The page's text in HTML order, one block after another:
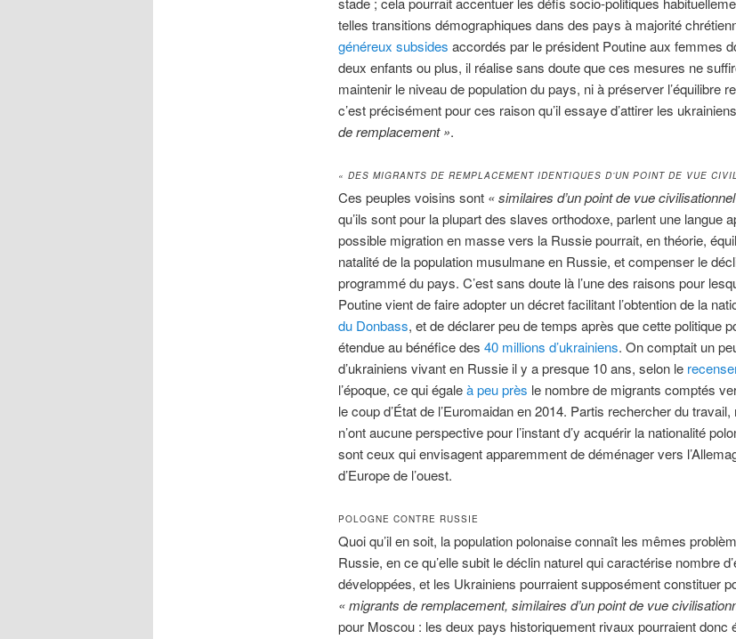
telles transitions démographiques dans des pays à majorité
généreux subsides accordés par le président Poutine aux femmes
deux enfants ou plus, il réalise sans doute que ces mesures ne
maintenir le niveau de population du pays, ni à préserver l’équilibre
c’est précisément pour ces raison qu’il essaye d’attirer les
de remplacement ».
« DES MIGRANTS DE REMPLACEMENT IDENTIQUES D’UN POINT DE VUE
Ces peuples voisins sont «similaires d’un point de vue
qu’ils sont pour la plupart des slaves orthodoxe, parlent une langue
possible migration en masse vers la Russie pourrait, en théorie,
natalité de la population musulmane en Russie, et compenser le
programmé du pays. C’est sans doute là l’une des raisons pour
Poutine vient de faire adopter un décret facilitant l’obtention de la
du Donbass, et de déclarer peu de temps après que cette politique
étendue au bénéfice des 40 millions d’ukrainiens. On comptait un
d’ukrainiens vivant en Russie il y a presque 10 ans, selon le
l’époque, ce qui égaleà peu près le nombre de migrants comptés
le coup d’État de l’Euromaidan en 2014. Partis rechercher du travail,
n’ont aucune perspective pour l’instant d’y acquérir la nationalité
sont ceux qui envisagent apparemment de déménager vers
d’Europe de l’ouest.
POLOGNE CONTRE RUSSIE
Quoi qu’il en soit, la population polonaise connaît les mêmes
Russie, en ce qu’elle subit le déclin naturel qui caractérise nombre
développées, et les Ukrainiens pourraient supposément constituer
«migrants de remplacement, similaires d’un point de vue
pour Moscou : les deux pays historiquement rivaux pourraient donc